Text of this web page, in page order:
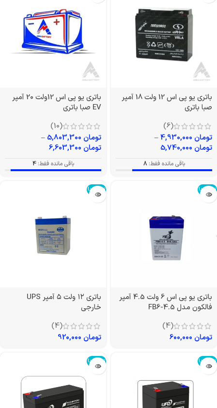
باتری یو پی اس 12 ولت 18 آمپر
صبا باتری
(6)
تومان
–
تومان
باقی مانده فقط: 8
باتری یو پی اس 12ولت 20 آمپر
EV صبا باتری
(10)
تومان
–
تومان
باقی مانده فقط: 4
تمام شد!
باتری یو پی اس 6 ولت 4.5 آمپر
فالکون مدل FB6-4.5
(4)
تومان
تمام شد!
باتری ۱۲ ولت ۵ آمپر UPS
خارجی
(4)
تومان
تمام شد! تمام شد!